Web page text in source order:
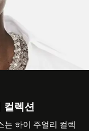
컬렉션
는 하이 주얼리 컬렉